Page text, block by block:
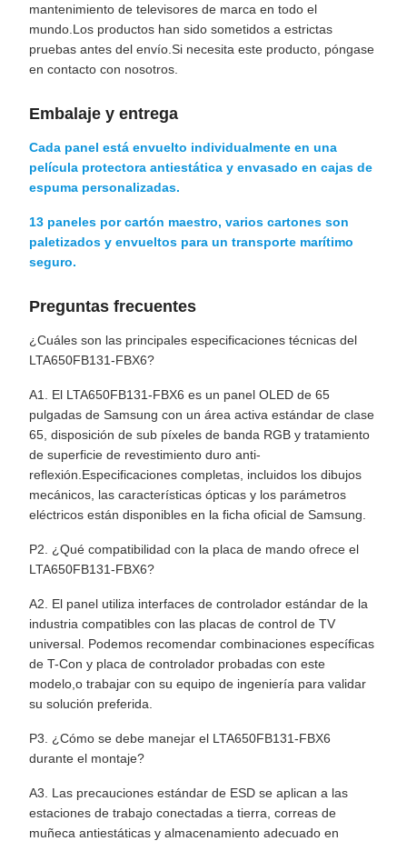
mantenimiento de televisores de marca en todo el
mundo.Los productos han sido sometidos a estrictas
pruebas antes del envío.Si necesita este producto, póngase
en contacto con nosotros.
Embalaje y entrega
Cada panel está envuelto individualmente en una
película protectora antiestática y envasado en cajas de
espuma personalizadas.
13 paneles por cartón maestro, varios cartones son
paletizados y envueltos para un transporte marítimo
seguro.
Preguntas frecuentes
¿Cuáles son las principales especificaciones técnicas del
LTA650FB131-FBX6?
A1. El LTA650FB131-FBX6 es un panel OLED de 65
pulgadas de Samsung con un área activa estándar de clase
65, disposición de sub píxeles de banda RGB y tratamiento
de superficie de revestimiento duro anti-
reflexión.Especificaciones completas, incluidos los dibujos
mecánicos, las características ópticas y los parámetros
eléctricos están disponibles en la ficha oficial de Samsung.
P2. ¿Qué compatibilidad con la placa de mando ofrece el
LTA650FB131-FBX6?
A2. El panel utiliza interfaces de controlador estándar de la
industria compatibles con las placas de control de TV
universal. Podemos recomendar combinaciones específicas
de T-Con y placa de controlador probadas con este
modelo,o trabajar con su equipo de ingeniería para validar
su solución preferida.
P3. ¿Cómo se debe manejar el LTA650FB131-FBX6
durante el montaje?
A3. Las precauciones estándar de ESD se aplican a las
estaciones de trabajo conectadas a tierra, correas de
muñeca antiestáticas y almacenamiento adecuado en